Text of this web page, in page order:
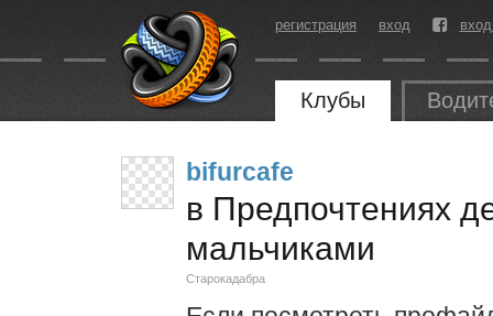
регистрация вход
Клубы
bifurcafe
в Предпочтениях
мальчиками
Старокадабра